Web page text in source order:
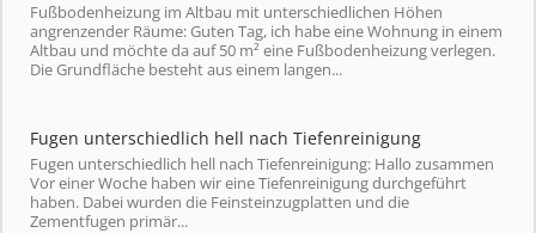
Fußbodenheizung im Altbau mit unterschiedlichen Höhen
angrenzender Räume: Guten Tag, ich habe eine Wohnung in einem
Altbau und möchte da auf 50 m² eine Fußbodenheizung verlegen.
Die Grundfläche besteht aus einem langen...
Fugen unterschiedlich hell nach Tiefenreinigung
Fugen unterschiedlich hell nach Tiefenreinigung: Hallo zusammen
Vor einer Woche haben wir eine Tiefenreinigung durchgeführt
haben. Dabei wurden die Feinsteinzugplatten und die
Zementfugen primär...